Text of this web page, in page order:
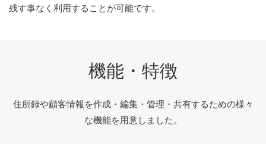
残す事なく利用することが可能です。
機能・特徴
住所録や顧客情報を作成・編集・管理・共有するための様々
な機能を用意しました。